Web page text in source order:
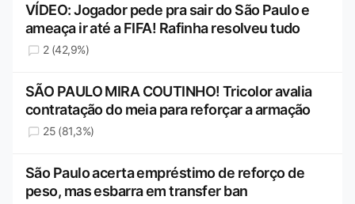
VÍDEO: Jogador pede pra sair do São Paulo e
ameaça ir até a FIFA! Rafinha resolveu tudo
2 (42,9%)
SÃO PAULO MIRA COUTINHO! Tricolor avalia
contratação do meia para reforçar a armação
25 (81,3%)
São Paulo acerta empréstimo de reforço de
peso, mas esbarra em transfer ban